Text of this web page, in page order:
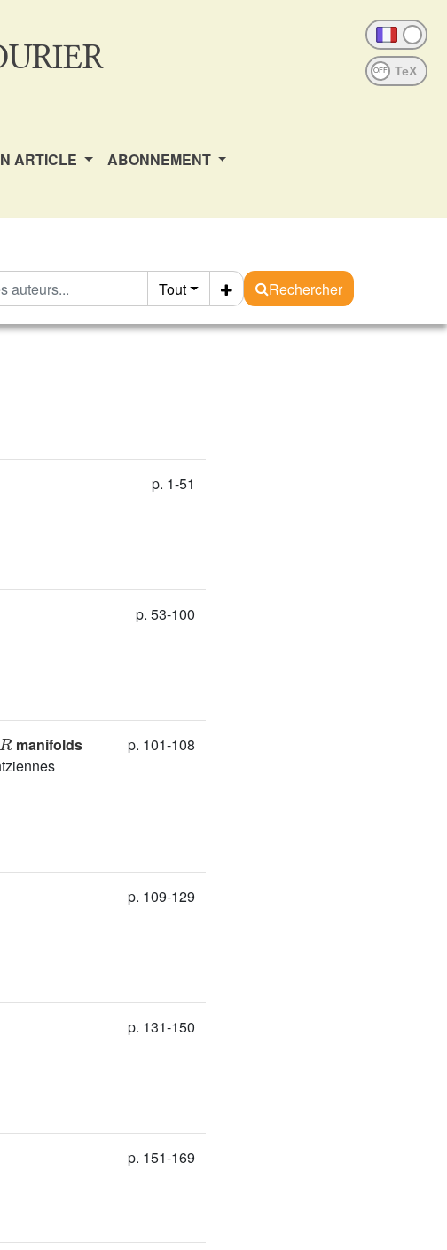
OFF
ARTICLE ABONNEMENT
Tout
Rechercher
p. 1-51
p. 53-100
manifolds
p. 101-108
p. 109-129
p. 131-150
p. 151-169